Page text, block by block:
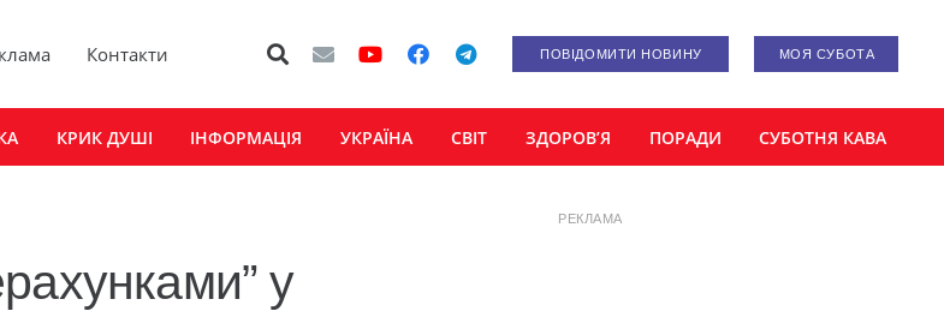
Контакти ПОВІДОМИТИ НОВИНУ МОЯ СУБОТА
КРИК ДУШІ ІНФОРМАЦІЯ УКРАЇНА СВІТ ЗДОРОВ’Я ПОРАДИ СУБОТНЯ КАВА
у
РЕКЛАМА